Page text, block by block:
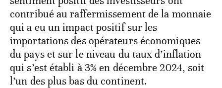
contribué au raffermissement de la monnaie
qui a eu un impact positif sur les
importations des opérateurs économiques
du pays et sur le niveau du taux d’inflation
qui s’est établi à 3% en décembre 2024, soit
l’un des plus bas du continent.